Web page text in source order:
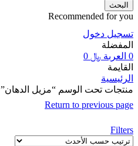
البحث
Recommended for you
تسجيل دخول
المفضلة
0 العربة ﷼
القايمة
الرئيسية
منتجات تحت الوسم “مزيل الدهان”
Return to previous page
Filters